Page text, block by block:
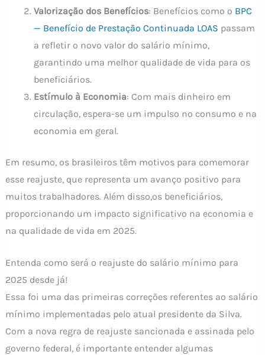
Valorização dos Benefícios: Benefícios como o BPC
— Benefício de Prestação Continuada LOAS passam
a refletir o novo valor do salário mínimo,
garantindo uma melhor qualidade de vida para os
beneficiários.
Estímulo à Economia: Com mais dinheiro em
circulação, espera-se um impulso no consumo e na
economia em geral.
Em resumo, os brasileiros têm motivos para comemorar
esse reajuste, que representa um avanço positivo para
muitos trabalhadores. Além disso,os beneficiários,
proporcionando um impacto significativo na economia e
na qualidade de vida em 2025.
Entenda como será o reajuste do salário mínimo para
2025 desde já!
Essa foi uma das primeiras correções referentes ao salário
mínimo implementadas pelo atual presidente da Silva.
Com a nova regra de reajuste sancionada e assinada pelo
governo federal, é importante entender algumas